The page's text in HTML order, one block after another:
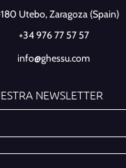
Utebo,Zaragoza (Spain)
+34 976 77 57 57
info@ghessu.com
NEWSLETTER